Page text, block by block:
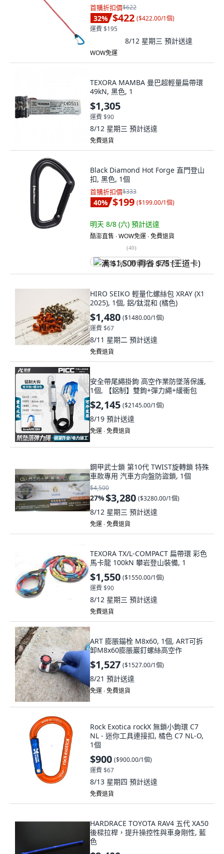
首購折扣價$622
32% $422 ($422.00/1個)
運費 $195
8/12 星期三 預計送達
WOW免運
TEXORA MAMBA 曼巴超輕量扁帶環
49kN, 黑色, 1
$1,305
運費 $90
8/12 星期三 預計送達
免費退貨
Black Diamond Hot Forge 直門登山
扣, 黑色, 1個
首購折扣價$333
40% $199 ($199.00/1個)
明天 8/8 (六) 預計送達
酷澎直售 ∙ WOW免運 ∙ 免費退貨
(40)
满 $1,500 再省 $75 (王道卡)
HIRO SEIKO 輕量化螺絲包 XRAY (X1
2025), 1個, 鋁/鈦混和 (橘色)
$1,480 ($1480.00/1個)
運費 $67
8/11 星期二 預計送達
免費退貨
安全帶尾繩掛鉤 高空作業防墜落保護,
1個, 【鋁制】雙鉤+彈力繩+緩衝包
$2,145 ($2145.00/1個)
8/19 預計送達
免運 ∙ 免費退貨
鋼甲武士鎖 第10代 TWIST旋轉鎖 特殊
車款專用 汽車方向盤防盜鎖, 1個
$4,500
27%$3,280 ($3280.00/1個)
8/12 星期三 預計送達
免運 ∙ 免費退貨
TEXORA TX/L-COMPACT 扁帶環 彩色
馬卡龍 100kN 攀岩登山裝備, 1
$1,550 ($1550.00/1個)
運費 $90
8/12 星期三 預計送達
免費退貨
ART 膨脹錨栓 M8x60, 1個, ART可拆
卸M8x60膨脹巖釘螺絲高空作
$1,527 ($1527.00/1個)
8/21 預計送達
免運 ∙ 免費退貨
Rock Exotica rockX 無鎖小鉤環 C7
NL - 迷你工具連接扣, 橘色 C7 NL-O,
1個
$900 ($900.00/1個)
運費 $67
8/13 星期四 預計送達
免費退貨
HARDRACE TOYOTA RAV4 五代 XA50
後樑拉桿，提升操控性與車身剛性, 藍
色